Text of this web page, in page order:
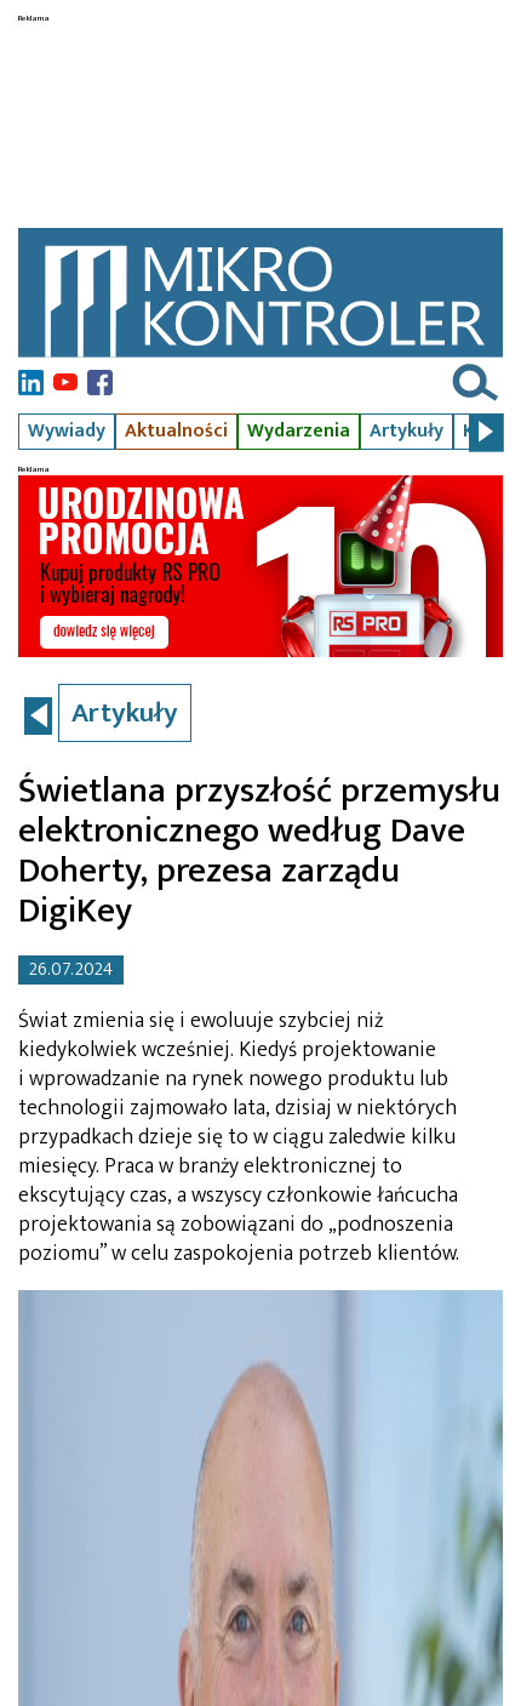
Wywiady Aktualności Wydarzenia Artykuły Kursy
Artykuły
Świetlana przyszłość przemysłu
elektronicznego według Dave
Doherty, prezesa zarządu
DigiKey
26.07.2024
Świat zmienia się i ewoluuje szybciej niż
kiedykolwiek wcześniej. Kiedyś projektowanie
i wprowadzanie na rynek nowego produktu lub
technologii zajmowało lata, dzisiaj w niektórych
przypadkach dzieje się to w ciągu zaledwie kilku
miesięcy. Praca w branży elektronicznej to
ekscytujący czas, a wszyscy członkowie łańcucha
projektowania są zobowiązani do „podnoszenia
poziomu” w celu zaspokojenia potrzeb klientów.